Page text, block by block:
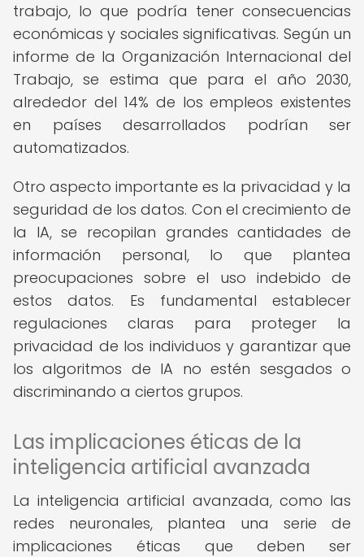
trabajo, lo que podría tener consecuencias
económicas y sociales significativas. Según un
informe de la Organización Internacional del
Trabajo, se estima que para el año 2030,
alrededor del 14% de los empleos existentes
en países desarrollados podrían ser
automatizados.
Otro aspecto importante es la privacidad y la
seguridad de los datos. Con el crecimiento de
la IA, se recopilan grandes cantidades de
información personal, lo que plantea
preocupaciones sobre el uso indebido de
estos datos. Es fundamental establecer
regulaciones claras para proteger la
privacidad de los individuos y garantizar que
los algoritmos de IA no estén sesgados o
discriminando a ciertos grupos.
Las implicaciones éticas de la
inteligencia artificial avanzada
La inteligencia artificial avanzada, como las
redes neuronales, plantea una serie de
implicaciones éticas que deben ser